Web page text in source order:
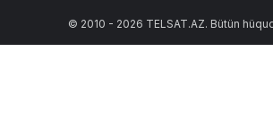
© 2010 - 2026 TELSAT.AZ. Bütün